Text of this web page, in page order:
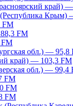
край)
Крым)
FM
FM
обл.) — 95,8
край) — 103,3 FM
обл.) — 99,4
FM
FM
FM